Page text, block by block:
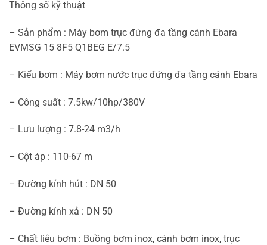
Thông số kỹ thuật
– Sản phẩm : Máy bơm trục đứng đa tầng cánh Ebara
EVMSG 15 8F5 Q1BEG E/7.5
– Kiểu bơm : Máy bơm nước trục đứng đa tầng cánh Ebara
– Công suất : 7.5kw/10hp/380V
– Lưu lượng : 7.8-24 m3/h
– Cột áp : 110-67 m
– Đường kính hút : DN 50
– Đường kính xả : DN 50
– Chất liêu bơm : Buồng bơm inox, cánh bơm inox, trục